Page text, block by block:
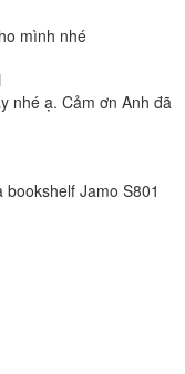
mình nhé
nhé ạ. Cảm ơn Anh đã
Jamo S801